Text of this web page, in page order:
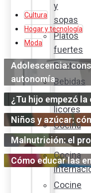
y
sopas
Platos
fuertes
Postres
Bebidas
y
licores
Cocina
Cocina
Cocine
Cultura
Hogar y tecnología
Moda
Adolescencia:
autonomía
¿Tu hijo empezó
Niños y azúcar:
Malnutrición: el
Cómo educar las